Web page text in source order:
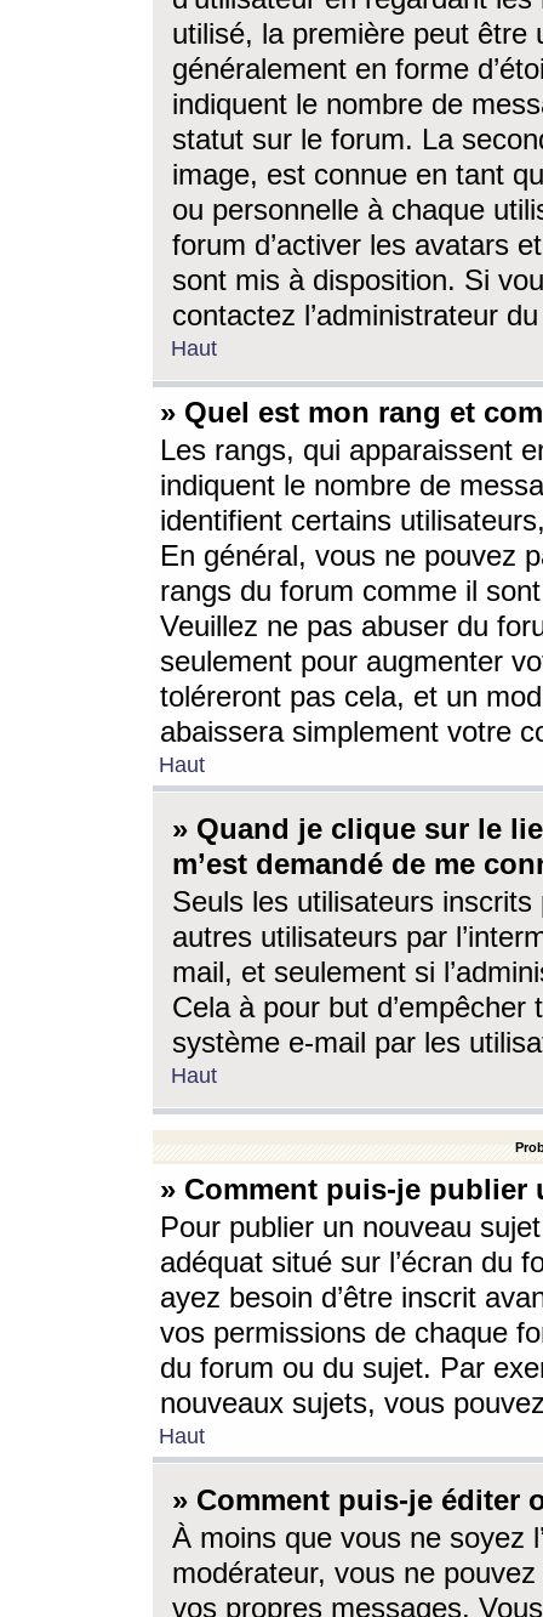
utilisé, la première peut être
généralement en forme
indiquent le nombre de
statut sur le forum. La
image, est connue en tant
ou personnelle à chaque
forum d’activer les avatars
sont mis à disposition. Si
contactez l’administrateur
Haut
» Quel est mon rang et
Les rangs, qui apparaissent
indiquent le nombre de
identifient certains
En général, vous ne pouvez
rangs du forum comme il
Veuillez ne pas abuser du
seulement pour augmenter
toléreront pas cela, et un
abaissera simplement votre
Haut
» Quand je clique sur le
m’est demandé de me
Seuls les utilisateurs
autres utilisateurs par
mail, et seulement si
Cela à pour but
système e-mail par les
Haut
» Comment puis-je
Pour publier un nouveau
adéquat situé sur l’écran du
ayez besoin d’être inscrit
vos permissions de chaque
du forum ou du sujet. Par
nouveaux sujets, vous
Haut
» Comment puis-je éditer
À moins que vous ne soyez
modérateur, vous ne
vos propres messages.